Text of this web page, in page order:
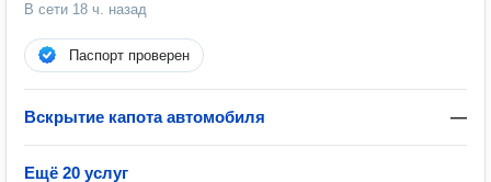
В сети 18 ч. назад
Паспорт проверен
Вскрытие капота автомобиля —
Ещё 20 услуг